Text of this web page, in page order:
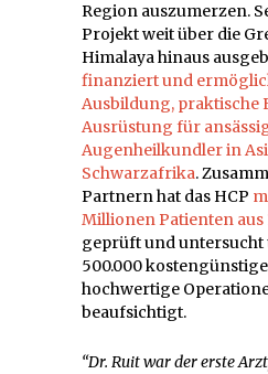
Region auszumerzen.
Projekt weit über die
Himalaya hinaus
finanziert und
Ausbildung, praktische
Ausrüstung für
Augenheilkundler in
Schwarzafrika.
Partnern hat das HCP
Millionen Patienten aus
geprüft und untersucht
500.000
hochwertige
beaufsichtigt.
“Dr. Ruit war der erste